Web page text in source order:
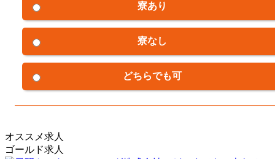
寮あり
寮なし
どちらでも可
オススメ求人
ゴールド求人